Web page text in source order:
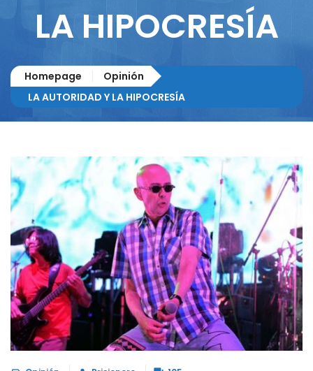
Columnistas
LA HIPOCRESÍA
Homepage
Opinión
LA AUTORIDAD Y LA HIPOCRESÍA